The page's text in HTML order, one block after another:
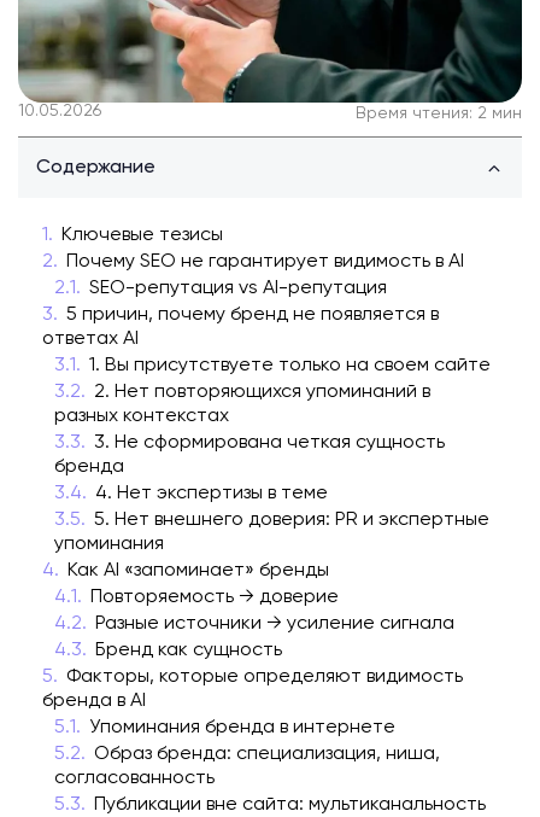
10.05.2026 Время чтения: 2 мин
Содержание
Ключевые тезисы
Почему SEO не гарантирует видимость в AI
SEO-репутация vs AI-репутация
5 причин, почему бренд не появляется в
ответах AI
1. Вы присутствуете только на своем сайте
2. Нет повторяющихся упоминаний в
разных контекстах
3. Не сформирована четкая сущность
бренда
4. Нет экспертизы в теме
5. Нет внешнего доверия: PR и экспертные
упоминания
Как AI «запоминает» бренды
Повторяемость → доверие
Разные источники → усиление сигнала
Бренд как сущность
Факторы, которые определяют видимость
бренда в AI
Упоминания бренда в интернете
Образ бренда: специализация, ниша,
согласованность
Публикации вне сайта: мультиканальность